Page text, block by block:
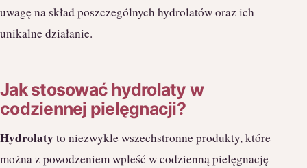
uwagę na skład poszczególnych hydrolatów oraz ich
unikalne działanie.
Jak stosować hydrolaty w
codziennej pielęgnacji?
Hydrolatyto niezwykle wszechstronne produkty, które
można z powodzeniem wpleść w codzienną pielęgnację